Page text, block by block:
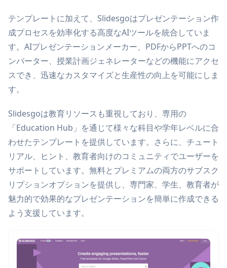
テンプレートに加えて、Slidesgoはプレゼンテーション作
成プロセスを効率化する高度なAIツールを統合していま
す。AIプレゼンテーションメーカー、PDFからPPTへのコ
ンバーター、授業計画ジェネレーターなどの機能にアクセ
スでき、迅速なカスタマイズと生産性の向上を可能にしま
す。
Slidesgoは教育リソースも重視しており、専用の
「Education Hub」を通じて様々な科目や学年レベルに合
わせたテンプレートを提供しています。さらに、チュート
リアル、ヒント、教育者向けのコミュニティでユーザーを
サポートしています。無料とプレミアムの両方のサブスク
リプションオプションを提供し、専門家、学生、教育者が
魅力的で効果的なプレゼンテーションを簡単に作成できる
よう支援しています。